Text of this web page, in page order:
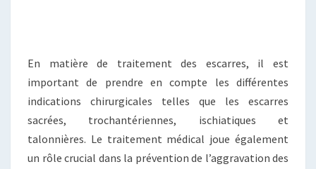
En matière de traitement des escarres, il est
important de prendre en compte les différentes
indications chirurgicales telles que les escarres
sacrées, trochantériennes, ischiatiques et
talonnières. Le traitement médical joue également
un rôle crucial dans la prévention de l’aggravation des